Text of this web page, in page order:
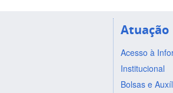
Atuação
Acesso à
Institucional
Bolsas e